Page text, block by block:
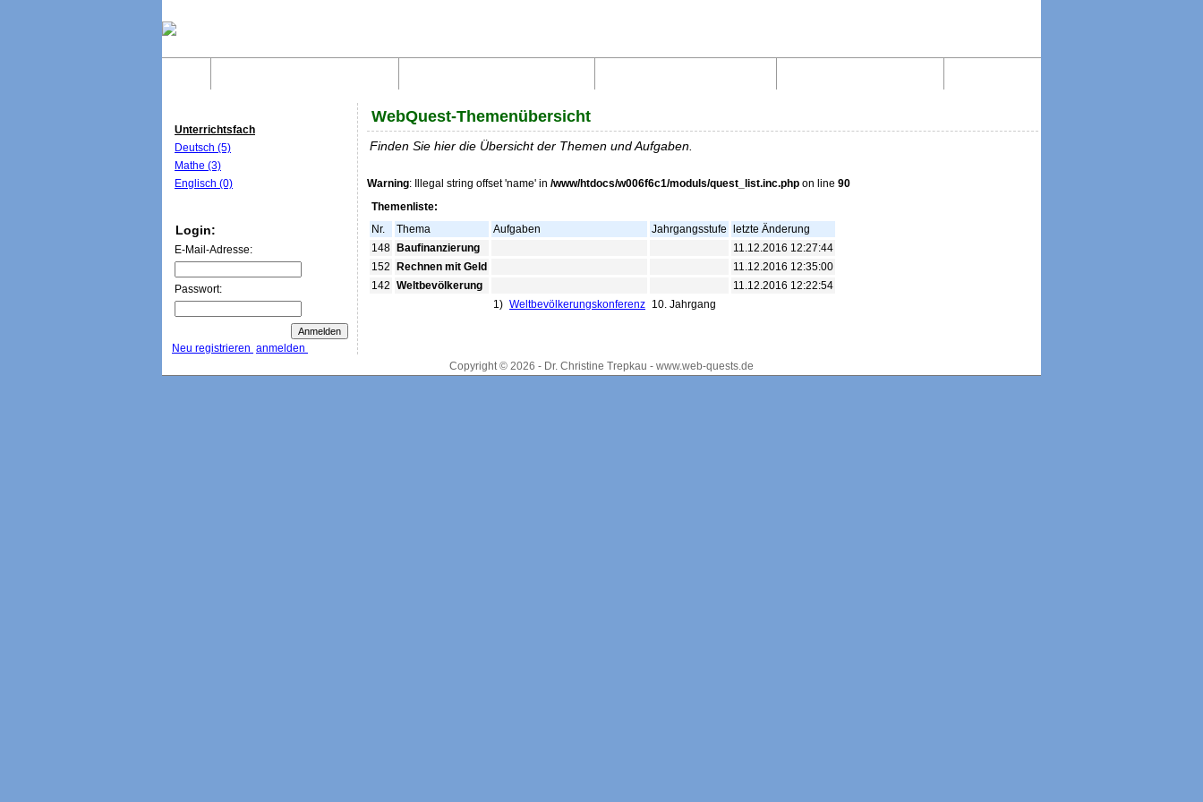
Unterrichtsfach
Deutsch (5)
Mathe (3)
Englisch (0)
Login:
E-Mail-Adresse:
Passwort:
Neu registrieren anmelden
WebQuest-Themenübersicht
Finden Sie hier die Übersicht der Themen und Aufgaben.
Warning: Illegal string offset 'name' in /www/htdocs/w006f6c1/moduls/quest_list.inc.php on line 90
Themenliste:
Nr.
Thema Aufgaben Jahrgangsstufe
letzte Änderung
148
Baufinanzierung
11.12.2016 12:27:44
152
Rechnen mit Geld
11.12.2016 12:35:00
142 Weltbevölkerung
11.12.2016 12:22:54
1) Weltbevölkerungskonferenz 10. Jahrgang
Copyright © 2026 - Dr. Christine Trepkau - www.web-quests.de